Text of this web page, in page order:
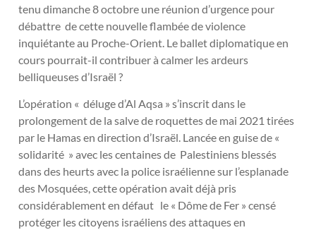
tenu dimanche 8 octobre une réunion d’urgence pour
débattre de cette nouvelle flambée de violence
inquiétante au Proche-Orient. Le ballet diplomatique en
cours pourrait-il contribuer à calmer les ardeurs
belliqueuses d’Israël ?
L’opération « déluge d’Al Aqsa » s’inscrit dans le
prolongement de la salve de roquettes de mai 2021 tirées
par le Hamas en direction d’Israël. Lancée en guise de «
solidarité » avec les centaines de Palestiniens blessés
dans des heurts avec la police israélienne sur l’esplanade
des Mosquées, cette opération avait déjà pris
considérablement en défaut le « Dôme de Fer » censé
protéger les citoyens israéliens des attaques en